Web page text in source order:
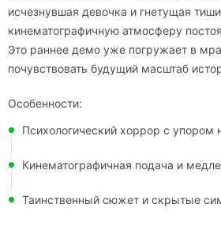
исчезнувшая девочка и гнетущая
кинематографичную атмосферу
Это раннее демо уже погружает в
почувствовать будущий масштаб
Особенности:
Психологический хоррор с упором
Кинематографичная подача и
Таинственный сюжет и скрытые